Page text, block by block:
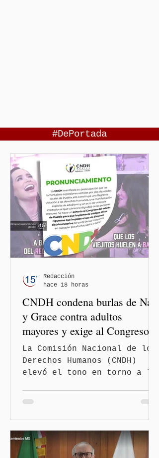
#DePortada
CNDH condena burlas de Nay
y Grace contra adultos
mayores y exige al Congreso
frenar discursos
discriminatorios
La Comisión Nacional de los
Derechos Humanos (CNDH)
elevó el tono en torno a la
Bojalil y Elvia Graciela
"Grace" Palomares Ramírez,
al considerar que los
Redacción
hace 18 horas